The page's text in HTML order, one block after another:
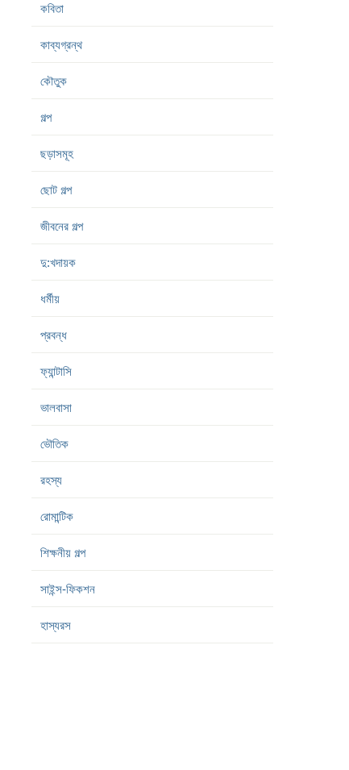
কবিতা
কাব্যগ্রন্থ
কৌতুক
গল্প
ছড়াসমূহ
ছোট গল্প
জীবনের গল্প
দু:খদায়ক
ধর্মীয়
প্রবন্ধ
ফ্যান্টাসি
ভালবাসা
ভৌতিক
রহস্য
রোমান্টিক
শিক্ষনীয় গল্প
সাইন্স-ফিকশন
হাস্যরস